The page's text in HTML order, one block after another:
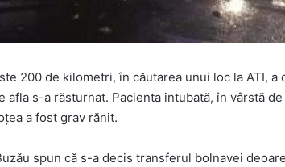
200 de kilometri, în căutarea unui loc la ATI, a
afla s-a răsturnat. Pacienta intubată, în vârstă
a fost grav rănit.
spun că s-a decis transferul bolnavei